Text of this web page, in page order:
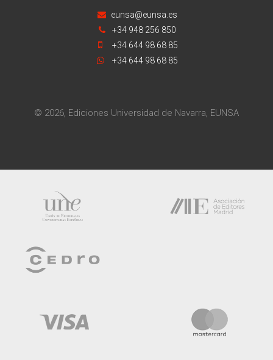
eunsa@eunsa.es
+34 948 256 850
+34 644 98 68 85
+34 644 98 68 85
© 2026, Ediciones Universidad de Navarra, EUNSA